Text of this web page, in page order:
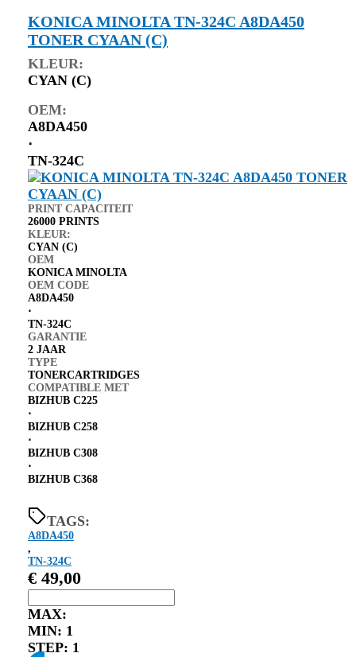
KONICA MINOLTA TN-324C A8DA450
TONER CYAAN (C)
KLEUR:
CYAN (C)
OEM:
A8DA450
⋅
TN-324C
PRINT CAPACITEIT
26000 PRINTS
KLEUR:
CYAN (C)
OEM
KONICA MINOLTA
OEM CODE
A8DA450
⋅
TN-324C
GARANTIE
2 JAAR
TYPE
TONERCARTRIDGES
COMPATIBLE MET
BIZHUB C225
⋅
BIZHUB C258
⋅
BIZHUB C308
⋅
BIZHUB C368
TAGS:
A8DA450
,
TN-324C
€ 49,00
MAX:
MIN: 1
STEP: 1